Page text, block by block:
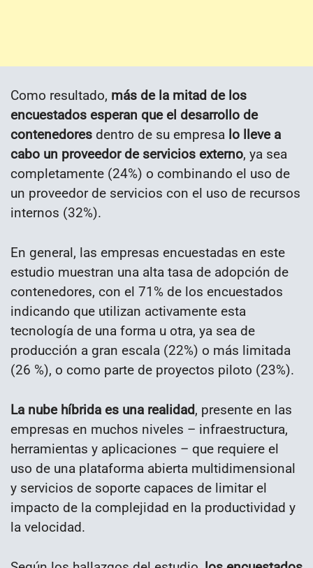
Como resultado, más de la mitad de los
encuestados esperan que el desarrollo de
contenedores dentro de su empresa lo lleve a
cabo un proveedor de servicios externo, ya sea
completamente (24%) o combinando el uso de
un proveedor de servicios con el uso de recursos
internos (32%).
En general, las empresas encuestadas en este
estudio muestran una alta tasa de adopción de
contenedores, con el 71% de los encuestados
indicando que utilizan activamente esta
tecnología de una forma u otra, ya sea de
producción a gran escala (22%) o más limitada
(26 %), o como parte de proyectos piloto (23%).
La nube híbrida es una realidad, presente en las
empresas en muchos niveles – infraestructura,
herramientas y aplicaciones – que requiere el
uso de una plataforma abierta multidimensional
y servicios de soporte capaces de limitar el
impacto de la complejidad en la productividad y
la velocidad.